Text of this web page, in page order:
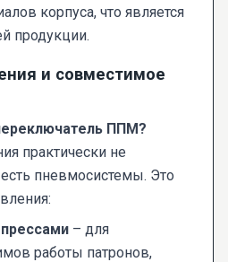
корпуса, что является
продукции.
и совместимое
ППМ?
практически не
пневмосистемы. Это
– для
работы патронов,